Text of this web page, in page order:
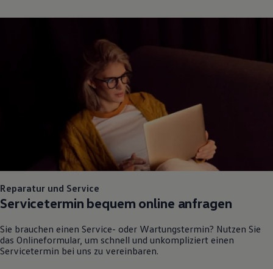
Reparatur und Service
Servicetermin bequem online anfragen
Sie brauchen einen Service- oder Wartungstermin? Nutzen Sie
das Onlineformular, um schnell und unkompliziert einen
Servicetermin bei uns zu vereinbaren.